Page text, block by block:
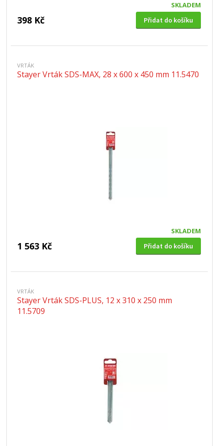
SKLADEM
398 Kč Přidat do košíku
VRTÁK
Stayer Vrták SDS-MAX, 28 x 600 x 450 mm 11.5470
SKLADEM
1 563 Kč Přidat do košíku
VRTÁK
Stayer Vrták SDS-PLUS, 12 x 310 x 250 mm
11.5709